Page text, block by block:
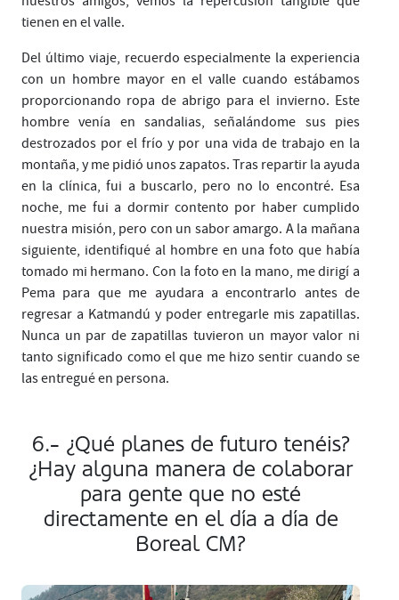
tienen en el valle.
Del último viaje, recuerdo especialmente la experiencia
con un hombre mayor en el valle cuando estábamos
proporcionando ropa de abrigo para el invierno. Este
hombre venía en sandalias, señalándome sus pies
destrozados por el frío y por una vida de trabajo en la
montaña, y me pidió unos zapatos. Tras repartir la ayuda
en la clínica, fui a buscarlo, pero no lo encontré. Esa
noche, me fui a dormir contento por haber cumplido
nuestra misión, pero con un sabor amargo. A la mañana
siguiente, identifiqué al hombre en una foto que había
tomado mi hermano. Con la foto en la mano, me dirigí a
Pema para que me ayudara a encontrarlo antes de
regresar a Katmandú y poder entregarle mis zapatillas.
Nunca un par de zapatillas tuvieron un mayor valor ni
tanto significado como el que me hizo sentir cuando se
las entregué en persona.
6.- ¿Qué planes de futuro tenéis?
¿Hay alguna manera de colaborar
para gente que no esté
directamente en el día a día de
Boreal CM?